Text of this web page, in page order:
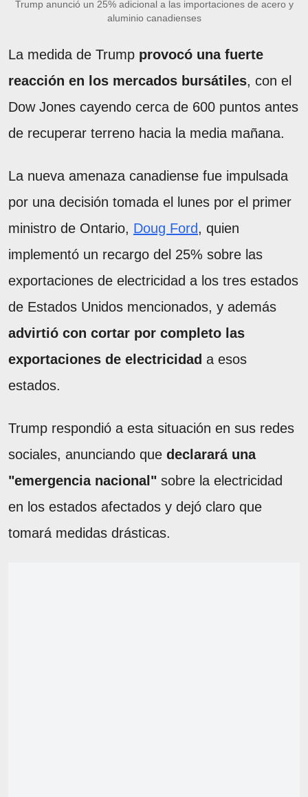
Trump anunció un 25% adicional a las importaciones de acero y
aluminio canadienses
La medida de Trump provocó una fuerte
reacción en los mercados bursátiles, con el
Dow Jones cayendo cerca de 600 puntos antes
de recuperar terreno hacia la media mañana.
La nueva amenaza canadiense fue impulsada
por una decisión tomada el lunes por el primer
ministro de Ontario, Doug Ford, quien
implementó un recargo del 25% sobre las
exportaciones de electricidad a los tres estados
de Estados Unidos mencionados, y además
advirtió con cortar por completo las
exportaciones de electricidad a esos
estados.
Trump respondió a esta situación en sus redes
sociales, anunciando que declarará una
"emergencia nacional" sobre la electricidad
en los estados afectados y dejó claro que
tomará medidas drásticas.